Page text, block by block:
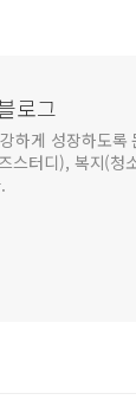
로그
하게 성장하도록
스터디), 복지(청